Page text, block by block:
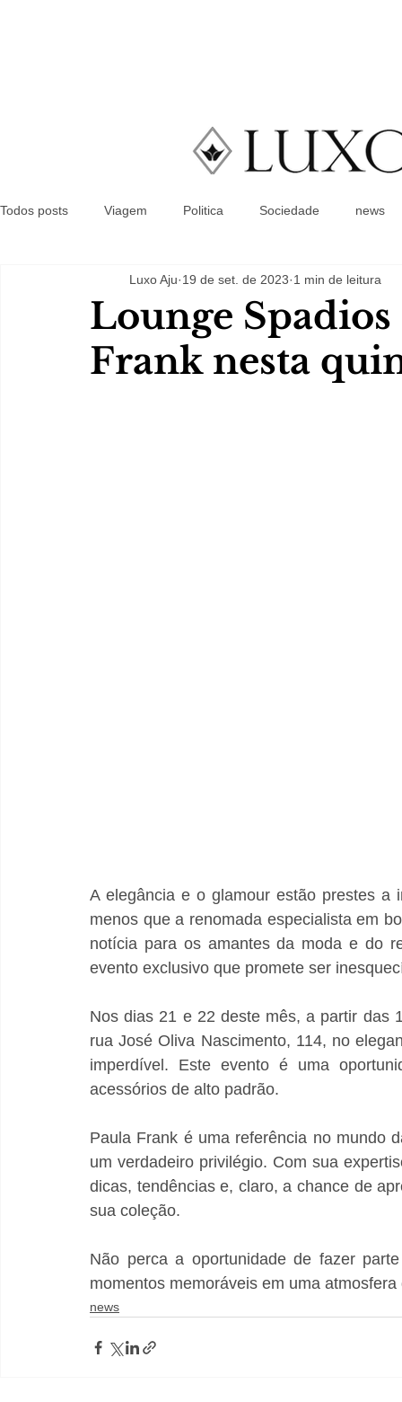
Todos posts Viagem Politica Sociedade news
Lounge Spadios
Frank nesta
Luxo Aju 19 de set. de 2023 1 min de leitura
A elegância e o glamour estão prestes a
menos que a renomada especialista em
notícia para os amantes da moda e do
evento exclusivo que promete ser
Nos dias 21 e 22 deste mês, a partir das
rua José Oliva Nascimento, 114, no
imperdível. Este evento é uma
acessórios de alto padrão.
Paula Frank é uma referência no mundo
um verdadeiro privilégio. Com sua
dicas, tendências e, claro, a chance de
sua coleção.
Não perca a oportunidade de fazer
momentos memoráveis em uma
news